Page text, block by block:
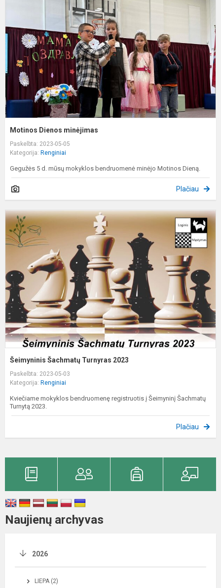
Motinos Dienos minėjimas
Paskelbta: 2023-05-05
Kategorija: Renginiai
Gegužės 5 d. mūsų mokyklos bendruomenė minėjo Motinos Dieną.
Plačiau
Šeimyninis Šachmatų Turnyras 2023
Paskelbta: 2023-05-03
Kategorija: Renginiai
Kviečiame mokyklos bendruomenę registruotis į Šeimyninį Šachmatų
Turnytą 2023.
Plačiau
Naujienų archyvas
2026
LIEPA (2)